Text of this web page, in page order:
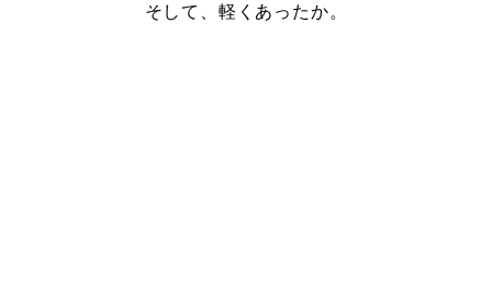
そして、軽くあったか。